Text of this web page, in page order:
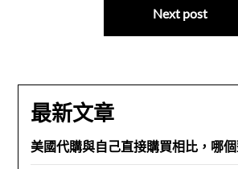
Next post
最新文章
美國代購與自己直接購買相比，哪